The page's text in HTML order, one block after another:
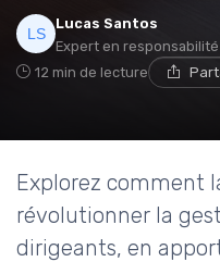
Lucas Santos
Expert en
12 min de lecture
Explorez comment
révolutionner la
dirigeants, en